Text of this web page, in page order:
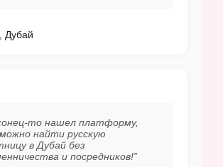
Дубай
то нашел платформу,
найти русскую
в Дубай без
и посредников!”